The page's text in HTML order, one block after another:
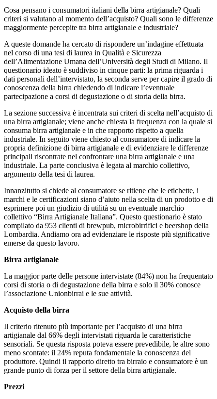
Cosa pensano i consumatori italiani della birra artigianale? Quali
criteri si valutano al momento dell’acquisto? Quali sono le differenze
maggiormente percepite tra birra artigianale e industriale?
A queste domande ha cercato di rispondere un’indagine effettuata
nel corso di una tesi di laurea in Qualità e Sicurezza
dell’Alimentazione Umana dell’Università degli Studi di Milano. Il
questionario ideato è suddiviso in cinque parti: la prima riguarda i
dati personali dell’intervistato, la seconda serve per capire il grado di
conoscenza della birra chiedendo di indicare l’eventuale
partecipazione a corsi di degustazione o di storia della birra.
La sezione successiva è incentrata sui criteri di scelta nell’acquisto di
una birra artigianale; viene anche chiesta la frequenza con la quale si
consuma birra artigianale e in che rapporto rispetto a quella
industriale. In seguito viene chiesto al consumatore di indicare la
propria definizione di birra artigianale e di evidenziare le differenze
principali riscontrate nel confrontare una birra artigianale e una
industriale. La parte conclusiva è legata al marchio collettivo,
argomento della tesi di laurea.
Innanzitutto si chiede al consumatore se ritiene che le etichette, i
marchi e le certificazioni siano d’aiuto nella scelta di un prodotto e di
esprimere poi un giudizio di utilità su un eventuale marchio
collettivo “Birra Artigianale Italiana”. Questo questionario è stato
compilato da 953 clienti di brewpub, microbirrifici e beershop della
Lombardia. Andiamo ora ad evidenziare le risposte più significative
emerse da questo lavoro.
Birra artigianale
La maggior parte delle persone intervistate (84%) non ha frequentato
corsi di storia o di degustazione della birra e solo il 30% conosce
l’associazione Unionbirrai e le sue attività.
Acquisto della birra
Il criterio ritenuto più importante per l’acquisto di una birra
artigianale dal 66% degli intervistati riguarda le caratteristiche
sensoriali. Se questa risposta poteva essere prevedibile, le altre sono
meno scontate: il 24% reputa fondamentale la conoscenza del
produttore. Quindi il rapporto diretto tra birraio e consumatore è un
grande punto di forza per il settore della birra artigianale.
Prezzi